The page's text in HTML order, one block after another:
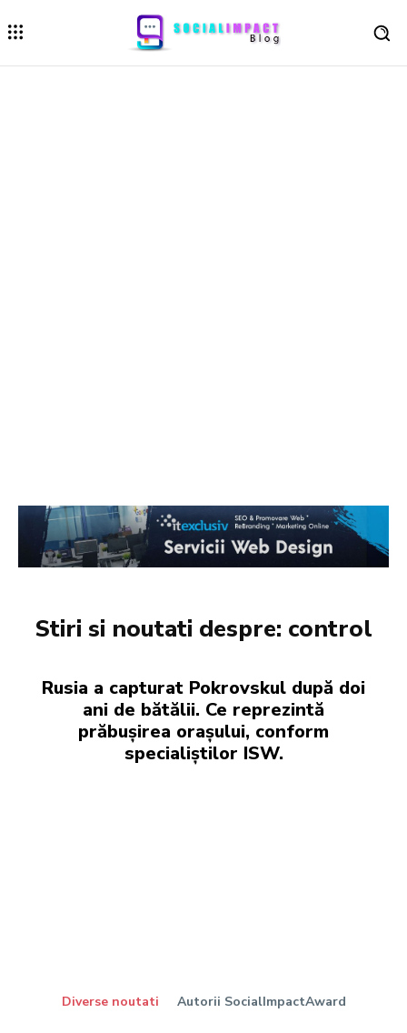
Stiri si noutati despre: control
Rusia a capturat Pokrovskul după doi
ani de bătălii. Ce reprezintă
prăbușirea orașului, conform
specialiștilor ISW.
Diverse noutati Autorii SocialImpactAward